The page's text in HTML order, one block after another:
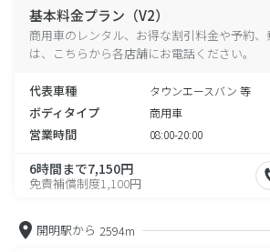
基本料金プラン（V2）
商用車のレンタル、お得な割引料金や予約
は、こちらから各店舗にお電話ください。
代表車種 タウンエースバン 等
ボディタイプ 商用車
営業時間 08:00-20:00
6時間まで7,150円
免責補償制度1,100円
開明駅から 2594m